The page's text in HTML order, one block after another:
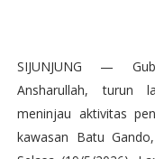
SIJUNJUNG —
Ansharullah, turun
meninjau aktivitas
kawasan Batu